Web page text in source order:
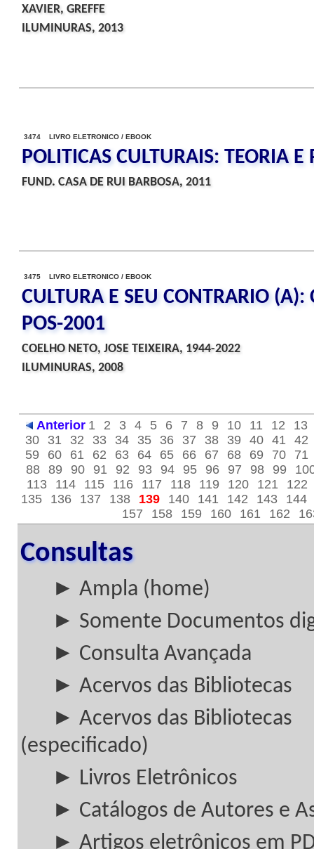
XAVIER, GREFFE
ILUMINURAS, 2013
3474 LIVRO ELETRONICO / EBOOK
POLITICAS CULTURAIS: TEORIA E
FUND. CASA DE RUI BARBOSA, 2011
3475 LIVRO ELETRONICO / EBOOK
CULTURA E SEU CONTRARIO (A):
POS-2001
COELHO NETO, JOSE TEIXEIRA, 1944-2022
ILUMINURAS, 2008
Anterior 1 2 3 4 5 6 7 8 9 10 11 12
13
30
31 32 33 34 35 36 37 38 39 40 41
42
59
60 61 62 63 64 65 66 67 68 69 70
71
88 89 90 91 92 93 94 95 96 97 98 99
113
114 115 116 117 118 119 120 121
122
135
136 137 138 139 140 141 142 143
144
157
158 159 160 161 162
Consultas
► Ampla (home)
► Somente Documentos
► Consulta Avançada
► Acervos das Bibliotecas
► Acervos das Bibliotecas
(especificado)
► Livros Eletrônicos
► Catálogos de Autores e
► Artigos eletrônicos em